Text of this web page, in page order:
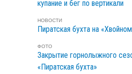
купание и бег по вертикали
НОВОСТИ
Пиратская бухта на
ФОТО
Закрытие горнолыжного
«Пиратская бухта»